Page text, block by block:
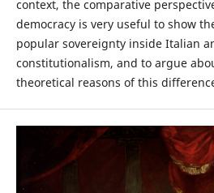
context, the comparative
democracy is very useful to show
popular sovereignty inside Italian
constitutionalism, and to argue
theoretical reasons of this